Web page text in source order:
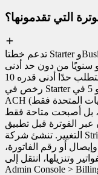
التي تقدمونها؟
تدعم خطتا Starter وBusiness خيارين للدفع. يمكن إصدار الفواتير
سنويًا من دون حد أدنى
للرخص. أما الفوترة، فتكون سنوية فقط، وتتطلب حدًا أدنى قدره 10
رخص في Starter أو 5 في Business، وتدعم بطاقة ائتمان، أو تحويل
ACH (في الولايات المتحدة فقط)، أو التحويل البنكي. يرجى ملاحظة
بل أصبحت متاحة فقط
عبر الفوترة قبل تطبيق
التغيير. تنشئ شركة Stripe، مزود الفوترة لدينا، الفواتير، وتتضمن
أو رقم الفاتورة،
وتنزيلها، انتقل إلى
Admin Console >